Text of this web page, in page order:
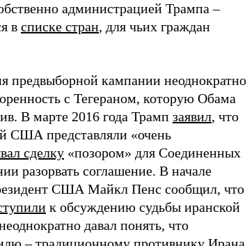
администрацией Трампа –
в списке стран, для чьих граждан
предвыборной кампании неоднократно
с Тегераном, которую Обама
В марте 2016 года Трамп заявил, что
США представляли «очень
сделку «позором» для Соединенных
разорвать соглашение. В начале
США Майкл Пенс сообщил, что
к обсуждению судьбы иранской
давал понять, что